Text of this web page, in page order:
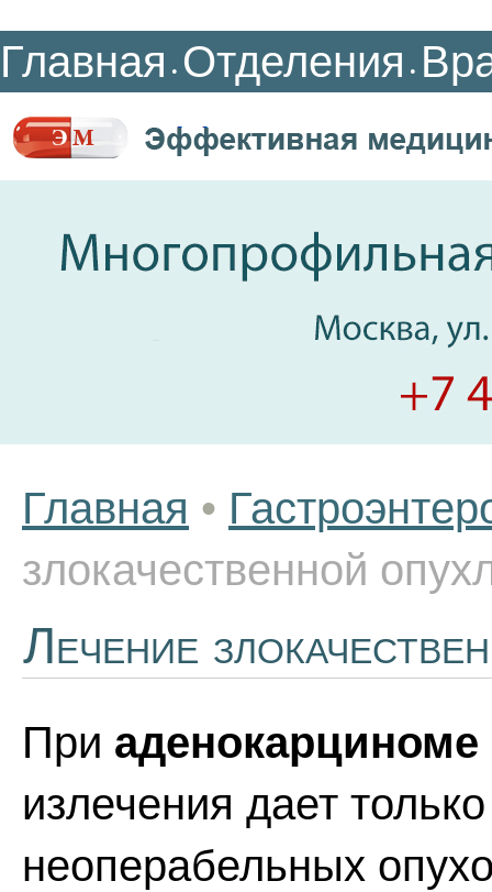
Главная • Отделения •
Главная •
злокачественной
Лечение
При
излечения дает
неоперабельных